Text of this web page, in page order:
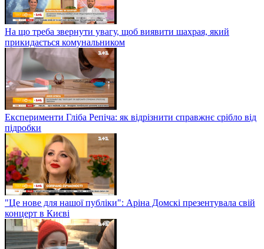
На що треба звернути увагу, щоб виявити шахрая, який
прикидається комунальником
Експерименти Гліба Репіча: як відрізнити справжнє срібло від
підробки
"Це нове для нашої публіки": Аріна Домскі презентувала свій
концерт в Києві